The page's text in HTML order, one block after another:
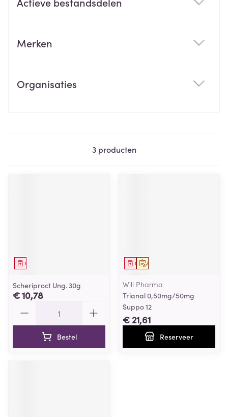
Merken
Organisaties
3producten
Geneesmiddel
Scheriproct Ung. 30g
€ 10,78
Bestel
Op voorschrift
Geneesmiddel
Will Pharma
Trianal 0,50mg/50mg
Suppo 12
€ 21,61
Reserveer